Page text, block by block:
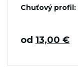
Chuťový profil:
od 13,00 €